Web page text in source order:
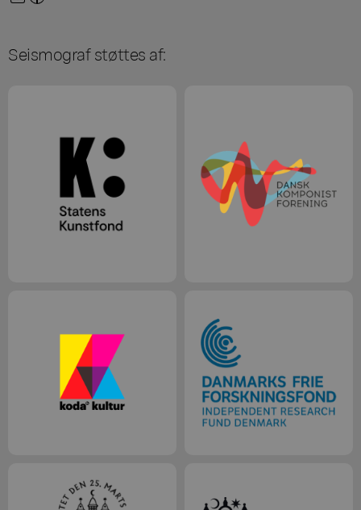
Seismograf støttes af: